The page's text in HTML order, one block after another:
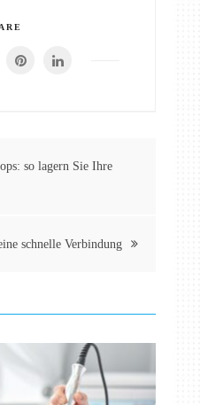
so lagern Sie Ihre
schnelle Verbindung